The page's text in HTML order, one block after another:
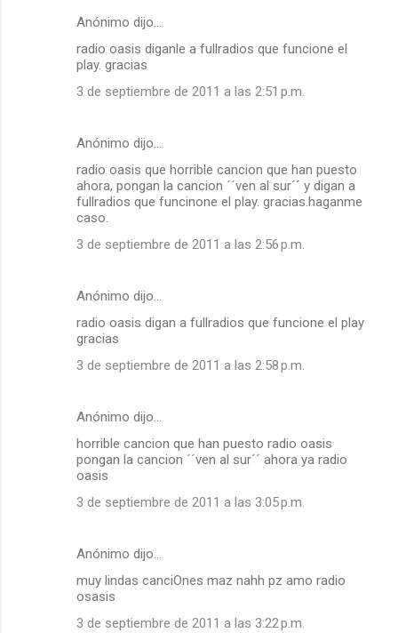
Anónimo dijo…
radio oasis diganle a fullradios que funcione el
play. gracias
3 de septiembre de 2011 a las 2:51 p.m.
Anónimo dijo…
radio oasis que horrible cancion que han puesto
ahora, pongan la cancion ´´ven al sur´´ y digan a
fullradios que funcinone el play. gracias.haganme
caso.
3 de septiembre de 2011 a las 2:56 p.m.
Anónimo dijo…
radio oasis digan a fullradios que funcione el play
gracias
3 de septiembre de 2011 a las 2:58 p.m.
Anónimo dijo…
horrible cancion que han puesto radio oasis
pongan la cancion ´´ven al sur´´ ahora ya radio
oasis
3 de septiembre de 2011 a las 3:05 p.m.
Anónimo dijo…
muy lindas canciOnes maz nahh pz amo radio
osasis
3 de septiembre de 2011 a las 3:22 p.m.